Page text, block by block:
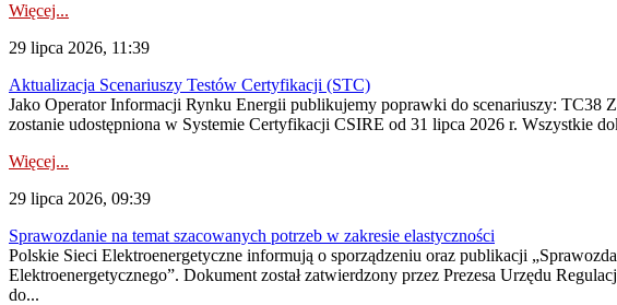
Więcej...
29 lipca 2026, 11:39
Aktualizacja Scenariuszy Testów Certyfikacji (STC)
Jako Operator Informacji Rynku Energii publikujemy poprawki do scenariuszy:
zostanie udostępniona w Systemie Certyfikacji CSIRE od 31 lipca 2026 r. Wszystkie
Więcej...
29 lipca 2026, 09:39
Sprawozdanie na temat szacowanych potrzeb w zakresie elastyczności
Polskie Sieci Elektroenergetyczne informują o sporządzeniu oraz publikacji
Elektroenergetycznego”. Dokument został zatwierdzony przez Prezesa Urzędu
do...